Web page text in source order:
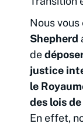
Nous vous
Shepherd
de
justice
le
des lois
En effet,